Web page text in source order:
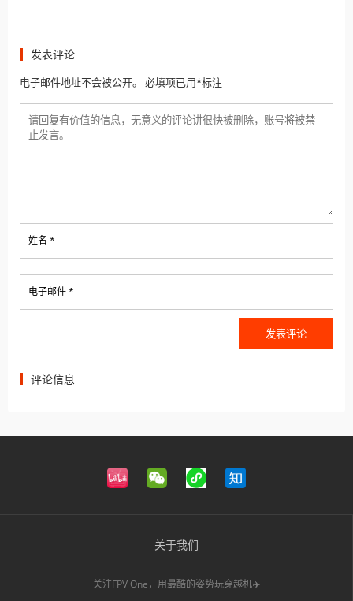
发表评论
电子邮件地址不会被公开。 必填项已用*标注
姓名 *
电子邮件 *
评论信息
关于我们
关注FPV One，用最酷的姿势玩穿越机✈️